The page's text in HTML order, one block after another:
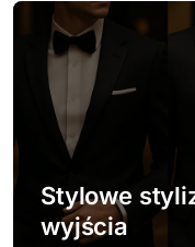
Stylowe
wyjścia